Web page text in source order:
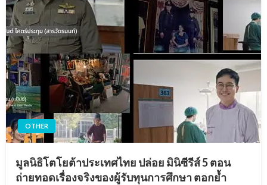
OTHER
มูลนิธิโตโยต้าประเทศไทย ปล่อย มินิซีรีส์ 5 ตอน
ถ่ายทอดเรื่องจริงของผู้รับทุนการศึกษา ตอกย้ำ